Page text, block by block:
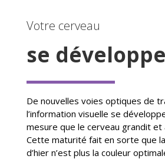
Votre cerveau
se développe
De nouvelles voies optiques de
l’information visuelle se
mesure que le cerveau grandit
Cette maturité fait en sorte que
d’hier n’est plus la couleur